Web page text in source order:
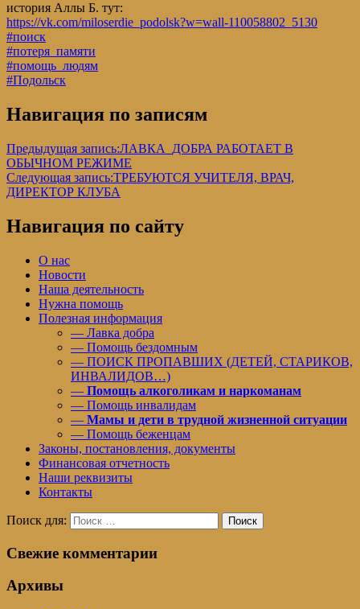
история Аллы Б. тут:
https://vk.com/miloserdie_podolsk?w=wall-110058802_5130
#поиск
#потеря_памяти
#помощь_людям
#Подольск
Навигация по записям
Предыдущая запись:ЛАВКА_ДОБРА РАБОТАЕТ В
ОБЫЧНОМ РЕЖИМЕ
Следующая запись:ТРЕБУЮТСЯ УЧИТЕЛЯ, ВРАЧ,
ДИРЕКТОР КЛУБА
Навигация по сайту
О нас
Новости
Наша деятельность
Нужна помощь
Полезная информация
— Лавка добра
— Помощь бездомным
— ПОИСК ПРОПАВШИХ (ДЕТЕЙ, СТАРИКОВ,
ИНВАЛИДОВ…)
— Помощь алкоголикам и наркоманам
— Помощь инвалидам
— Мамы и дети в трудной жизненной ситуации
— Помощь беженцам
Законы, постановления, документы
Финансовая отчетность
Наши реквизиты
Контакты
Поиск для: Поиск
Свежие комментарии
Архивы